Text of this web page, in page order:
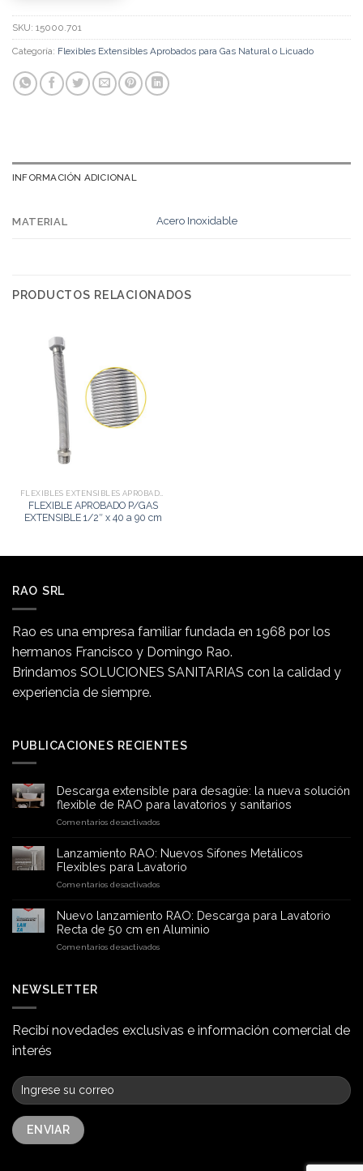
SKU: 15000.701
Categoría: Flexibles Extensibles Aprobados para Gas Natural o Licuado
INFORMACIÓN ADICIONAL
MATERIAL Acero Inoxidable
PRODUCTOS RELACIONADOS
FLEXIBLE APROBADO P/GAS
EXTENSIBLE 1/2″ x 40 a 90 cm
RAO SRL
Rao es una empresa familiar fundada en 1968 por los
hermanos Francisco y Domingo Rao.
Brindamos SOLUCIONES SANITARIAS con la calidad y
experiencia de siempre.
PUBLICACIONES RECIENTES
Descarga extensible para desagüe: la nueva solución
flexible de RAO para lavatorios y sanitarios
Comentarios desactivadosen
extensible
para
desagüe:
la
solución
flexible
RAO
Lanzamiento RAO: Nuevos Sifones Metálicos
Flexibles para Lavatorio
Comentarios desactivadosen
RAO:
Nuevos
Sifones
Metálicos
Nuevo lanzamiento RAO: Descarga para Lavatorio
Recta de 50 cm en Aluminio
Comentarios desactivadosen
Lavatorio
Recta
cm
NEWSLETTER
Recibí novedades exclusivas e información comercial de
interés